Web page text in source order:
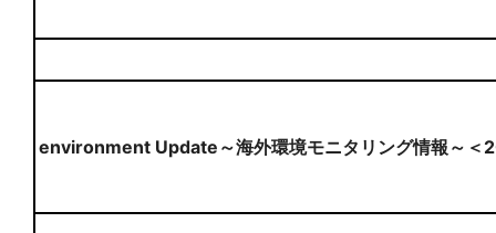
environment Update～海外環境モニタリング情報～＜